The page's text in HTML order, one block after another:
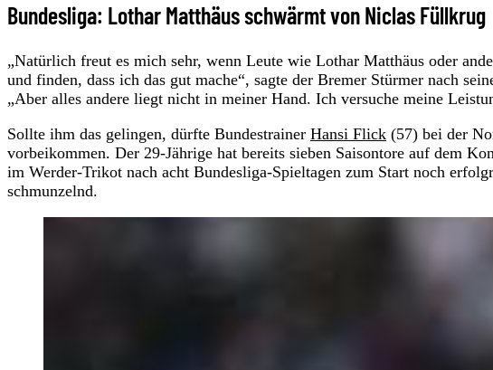
Bundesliga: Lothar Matthäus schwärmt von Niclas Füllkrug
„Natürlich freut es mich sehr, wenn Leute wie Lothar Matthäus oder
und finden, dass ich das gut mache“, sagte der Bremer Stürmer nach
„Aber alles andere liegt nicht in meiner Hand. Ich versuche meine
Sollte ihm das gelingen, dürfte Bundestrainer Hansi Flick (57) bei der
vorbeikommen. Der 29-Jährige hat bereits sieben Saisontore auf dem
im Werder-Trikot nach acht Bundesliga-Spieltagen zum Start noch
schmunzelnd.